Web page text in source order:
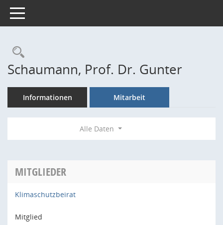
Toggle navigation
Rechercheauswahl
Schaumann, Prof. Dr. Gunter
Informationen Mitarbeit
Alle Daten
MITGLIEDER
Klimaschutzbeirat
Mitglied